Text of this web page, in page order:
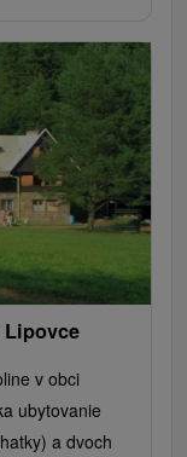
v obci
ubytovanie
a dvoch